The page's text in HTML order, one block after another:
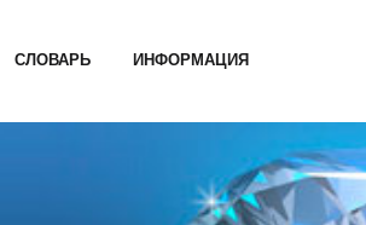
СЛОВАРЬ ИНФОРМАЦИЯ